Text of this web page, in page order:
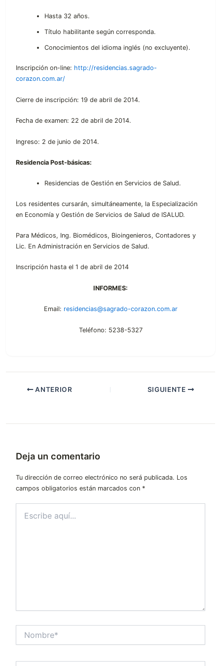
Hasta 32 años.
Título habilitante según corresponda.
Conocimientos del idioma inglés (no excluyente).
Inscripción on-line: http://residencias.sagrado-
corazon.com.ar/
Cierre de inscripción: 19 de abril de 2014.
Fecha de examen: 22 de abril de 2014.
Ingreso: 2 de junio de 2014.
Residencia Post-básicas:
Residencias de Gestión en Servicios de Salud.
Los residentes cursarán, simultáneamente, la Especialización
en Economía y Gestión de Servicios de Salud de ISALUD.
Para Médicos, Ing. Biomédicos, Bioingenieros, Contadores y
Lic. En Administración en Servicios de Salud.
Inscripción hasta el 1 de abril de 2014
INFORMES:
Email: residencias@sagrado-corazon.com.ar
Teléfono: 5238-5327
ANTERIOR SIGUIENTE
Deja un comentario
Tu dirección de correo electrónico no será publicada. Los
campos obligatorios están marcados con *
aquí...